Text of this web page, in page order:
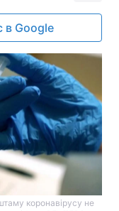
в Google
коронавірусу не